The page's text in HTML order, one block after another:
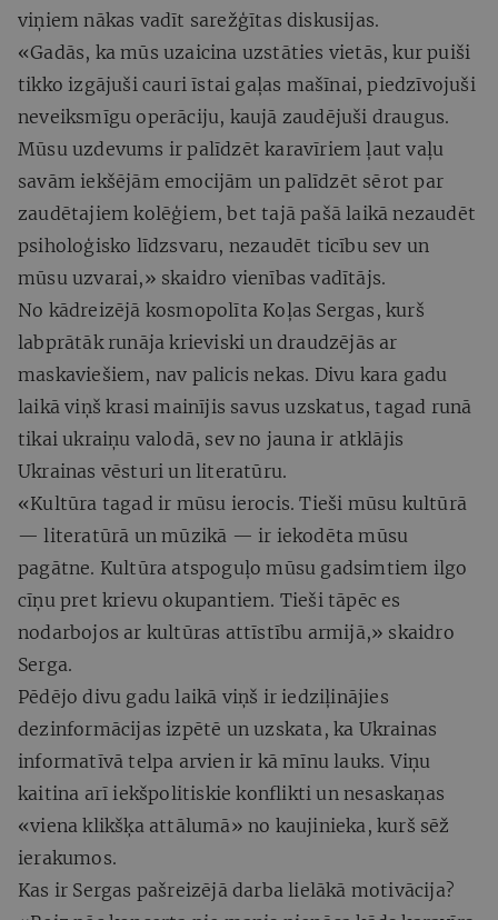
viņiem nākas vadīt sarežģītas diskusijas.
«Gadās, ka mūs uzaicina uzstāties vietās, kur puiši
tikko izgājuši cauri īstai gaļas mašīnai, piedzīvojuši
neveiksmīgu operāciju, kaujā zaudējuši draugus.
Mūsu uzdevums ir palīdzēt karavīriem ļaut vaļu
savām iekšējām emocijām un palīdzēt sērot par
zaudētajiem kolēģiem, bet tajā pašā laikā nezaudēt
psiholoģisko līdzsvaru, nezaudēt ticību sev un
mūsu uzvarai,» skaidro vienības vadītājs.
No kādreizējā kosmopolīta Koļas Sergas, kurš
labprātāk runāja krieviski un draudzējās ar
maskaviešiem, nav palicis nekas. Divu kara gadu
laikā viņš krasi mainījis savus uzskatus, tagad runā
tikai ukraiņu valodā, sev no jauna ir atklājis
Ukrainas vēsturi un literatūru.
«Kultūra tagad ir mūsu ierocis. Tieši mūsu kultūrā
— literatūrā un mūzikā — ir iekodēta mūsu
pagātne. Kultūra atspoguļo mūsu gadsimtiem ilgo
cīņu pret krievu okupantiem. Tieši tāpēc es
nodarbojos ar kultūras attīstību armijā,» skaidro
Serga.
Pēdējo divu gadu laikā viņš ir iedziļinājies
dezinformācijas izpētē un uzskata, ka Ukrainas
informatīvā telpa arvien ir kā mīnu lauks. Viņu
kaitina arī iekšpolitiskie konflikti un nesaskaņas
«viena klikšķa attālumā» no kaujinieka, kurš sēž
ierakumos.
Kas ir Sergas pašreizējā darba lielākā motivācija?